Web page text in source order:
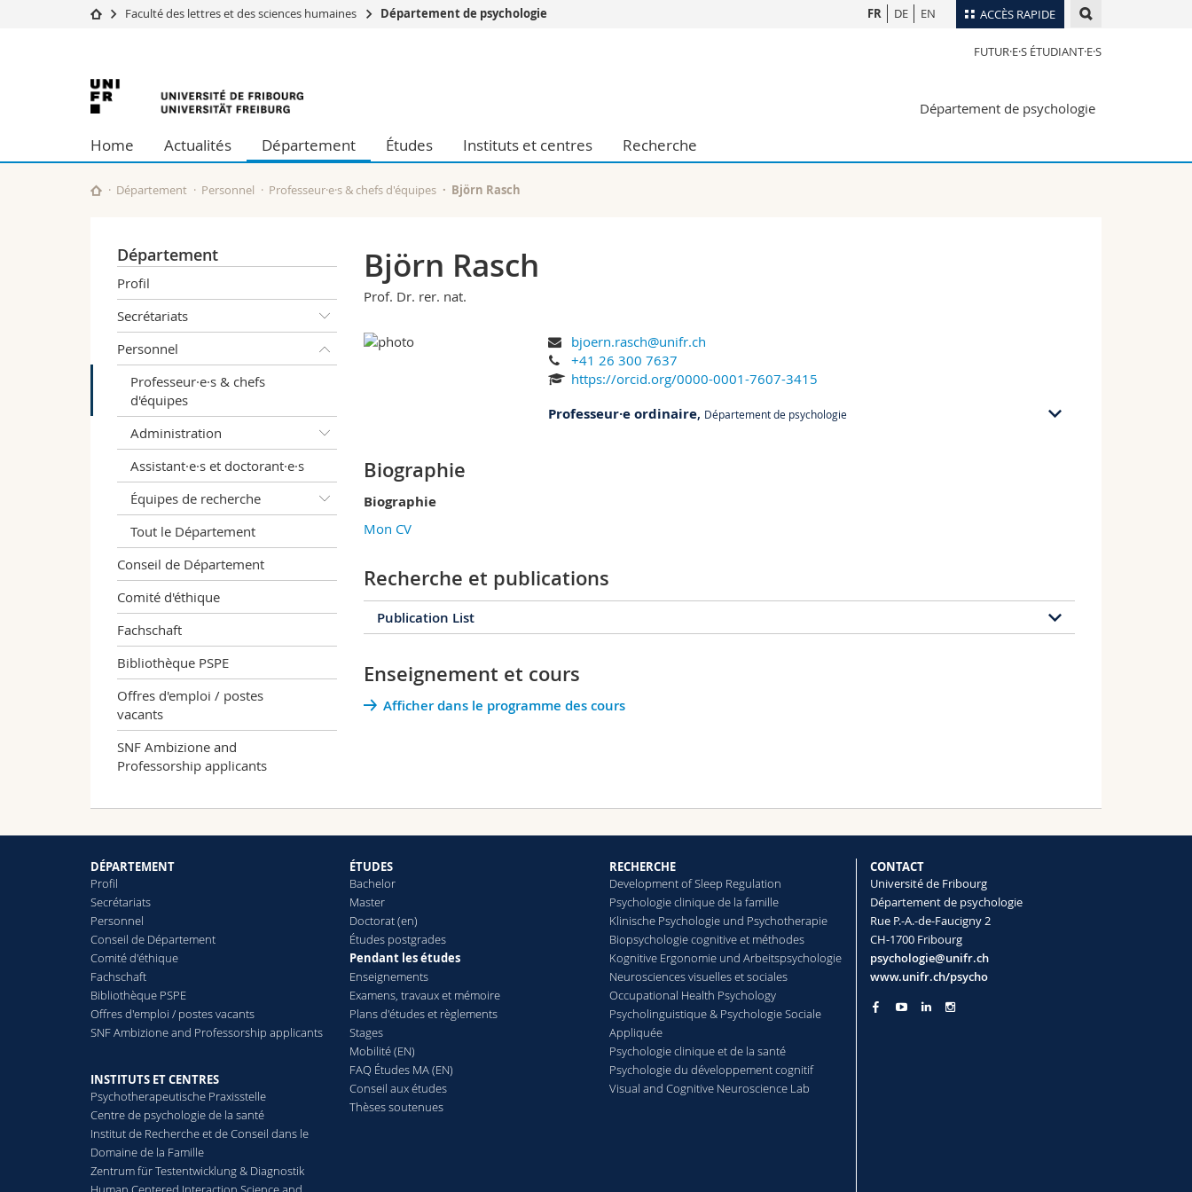
ACCÈS RAPIDE
Etudes
Campus
Université
Formation continue
Lettres et sciences humaines
Sciences de l'éducation et de la formation
Sciences et médecine
Interfacultaire
Collaborateurs
Bibliothèques
Programme des cours
FR DE EN
Faculté des lettres et des sciences humaines Département de psychologie
FUTUR·E·S ÉTUDIANT·E·S
Université
de
Fribourg
Département de psychologie
Home Actualités Département Études Instituts et centres Recherche
Département Personnel Professeur·e·s & chefs d'équipes Björn Rasch
Département
Profil
Secrétariats
Personnel
Professeur·e·s & chefs
d'équipes
Administration
Assistant·e·s et doctorant·e·s
Équipes de recherche
Tout le Département
Conseil de Département
Comité d'éthique
Fachschaft
Bibliothèque PSPE
Offres d'emploi / postes
vacants
SNF Ambizione and
Professorship applicants
Björn Rasch
Prof. Dr. rer. nat.
bjoern.rasch@unifr.ch
+41 26 300 7637
https://orcid.org/0000-0001-7607-3415
Professeur·e ordinaire, Département de psychologie
Biographie
Biographie
Mon CV
Recherche et publications
Publication List
Improved subjective sleep quality in older adults by enhancing the GABAergic system in the
The Journal of Physiology Article
How Mental Concepts Shape Sleep: Introducing the Mental Concept Reactivation Hypothesis of Sleep
Journal of Sleep Research Article
Hacking the functions of sleep: noninvasive approaches to stimulate sleep neurophysiology
Article
Temporal dynamics of the influence of pre- or anticipated post-sleep stress on dream content
Neuropsychologia
Enseignement et cours
Afficher dans le programme des cours
DÉPARTEMENT
Profil
Secrétariats
Personnel
Conseil de Département
Comité d'éthique
Fachschaft
Bibliothèque PSPE
Offres d'emploi / postes vacants
SNF Ambizione and Professorship applicants
INSTITUTS ET CENTRES
Psychotherapeutische Praxisstelle
Centre de psychologie de la santé
Institut de Recherche et de Conseil dans le
Domaine de la Famille
Zentrum für Testentwicklung & Diagnostik
ÉTUDES
Bachelor
Master
Doctorat (en)
Études postgrades
Pendant les études
Enseignements
Examens, travaux et mémoire
Plans d'études et règlements
Stages
Mobilité (EN)
FAQ Études MA (EN)
Conseil aux études
Thèses soutenues
RECHERCHE
Development of Sleep Regulation
Psychologie clinique de la famille
Klinische Psychologie und Psychotherapie
Biopsychologie cognitive et méthodes
Kognitive Ergonomie und Arbeitspsychologie
Neurosciences visuelles et sociales
Occupational Health Psychology
Psycholinguistique & Psychologie Sociale
Appliquée
Psychologie clinique et de la santé
Psychologie du développement cognitif
Visual and Cognitive Neuroscience Lab
CONTACT
Université de Fribourg
Département de psychologie
Rue P.-A.-de-Faucigny 2
CH-1700 Fribourg
psychologie@unifr.ch
www.unifr.ch/psycho